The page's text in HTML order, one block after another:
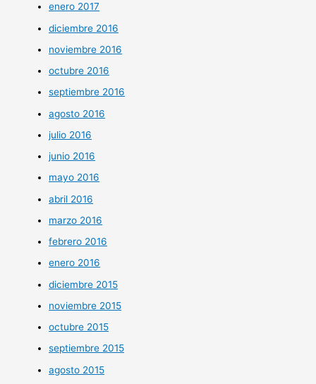
enero 2017
diciembre 2016
noviembre 2016
octubre 2016
septiembre 2016
agosto 2016
julio 2016
junio 2016
mayo 2016
abril 2016
marzo 2016
febrero 2016
enero 2016
diciembre 2015
noviembre 2015
octubre 2015
septiembre 2015
agosto 2015